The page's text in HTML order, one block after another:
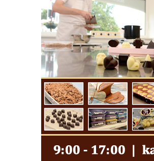
Třebušíně
Pamětní deska Johanna Nepomuka
Fischera na domě čp. 5/16 na třídě 9.
května v Rumburku
Pamětní deska Johanna Neumanna
severně od Tokáně
Obrázek svatého Huberta na buku svatého
Huberta
Obrázek svatého Jakuba na skále u cesty
východně od Srbské Kamenice
Busta Jana Amose Komenského na domě